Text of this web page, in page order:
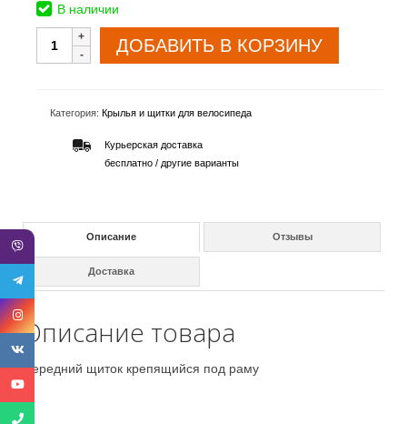
В наличии
ДОБАВИТЬ В КОРЗИНУ
Категория: Крылья и щитки для велосипеда
Курьерская доставка
бесплатно / другие варианты
Описание Отзывы
Доставка
Описание товара
Передний щиток крепящийся под раму